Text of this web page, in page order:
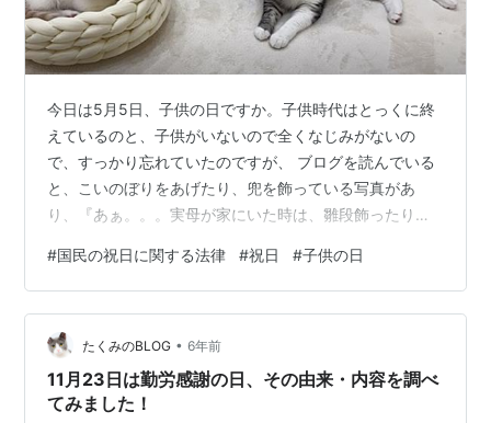
今日は5月5日、子供の日ですか。子供時代はとっくに終
えているのと、子供がいないので全くなじみがないの
で、すっかり忘れていたのですが、 ブログを読んでいる
と、こいのぼりをあげたり、兜を飾っている写真があ
り、『あぁ。。。実母が家にいた時は、雛段飾ったり、
と思いました。 継母は、こういうイベント事は一切しな
かったな。 そして、あの雛飾りやこいのぼりは、いった
い、どこに行ったんやろうね？？？ ところで、ずっと疑
問なんやけど、【大人の日】って、なんでないん？？？
【成人の日】は、あれは新成人をお祝いする日やん。 そ
うではなく、とっくに成人している大人をね…
#国民の祝日に関する法律 #祝日 #子供の日
たくみのBLOG • 6年前
11月23日は勤労感謝の日、その由来・内容を調べ
てみました！